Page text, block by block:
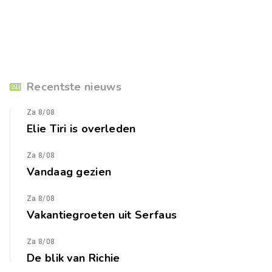
Recentste nieuws
Za 8/08
Elie Tiri is overleden
Za 8/08
Vandaag gezien
Za 8/08
Vakantiegroeten uit Serfaus
Za 8/08
De blik van Richie